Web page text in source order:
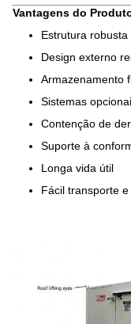
Vantagens do
Estrutura
Design externo
Armazenamento
Sistemas
Contenção de
Suporte à
Longa vida útil
Fácil transporte